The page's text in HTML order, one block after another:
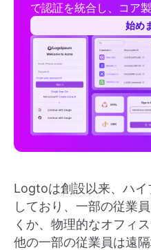
で認証を統合し、コア
始め
Logtoは創設以来、ハイ
しており、一部の従業
くか、物理的なオフィ
他の一部の従業員は遠